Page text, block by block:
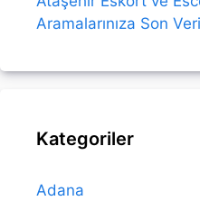
Aramalarınıza Son
Kategoriler
Adana